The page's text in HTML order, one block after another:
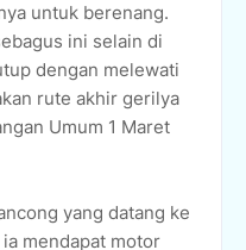
untuk berenang.
ini selain di
dengan melewati
rute akhir gerilya
Umum 1 Maret
yang datang ke
mendapat motor